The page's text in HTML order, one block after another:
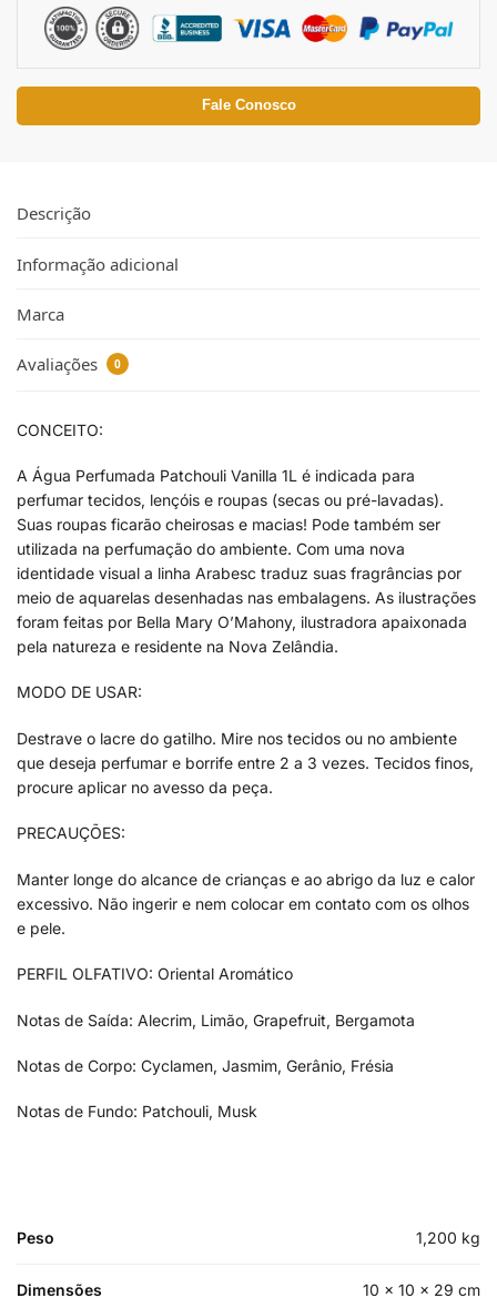
Fale Conosco
Descrição
Informação adicional
Marca
Avaliações 0
CONCEITO:
A Água Perfumada Patchouli Vanilla 1L é indicada para
perfumar tecidos, lençóis e roupas (secas ou pré-lavadas).
Suas roupas ficarão cheirosas e macias! Pode também ser
utilizada na perfumação do ambiente. Com uma nova
identidade visual a linha Arabesc traduz suas fragrâncias por
meio de aquarelas desenhadas nas embalagens. As ilustrações
foram feitas por Bella Mary O’Mahony, ilustradora apaixonada
pela natureza e residente na Nova Zelândia.
MODO DE USAR:
Destrave o lacre do gatilho. Mire nos tecidos ou no ambiente
que deseja perfumar e borrife entre 2 a 3 vezes. Tecidos finos,
procure aplicar no avesso da peça.
PRECAUÇÕES:
Manter longe do alcance de crianças e ao abrigo da luz e calor
excessivo. Não ingerir e nem colocar em contato com os olhos
e pele.
PERFIL OLFATIVO: Oriental Aromático
Notas de Saída: Alecrim, Limão, Grapefruit, Bergamota
Notas de Corpo: Cyclamen, Jasmim, Gerânio, Frésia
Notas de Fundo: Patchouli, Musk
Peso 1,200 kg
Dimensões 10 × 10 × 29 cm